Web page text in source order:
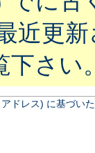
近更
下さい
ドレス) に基づい